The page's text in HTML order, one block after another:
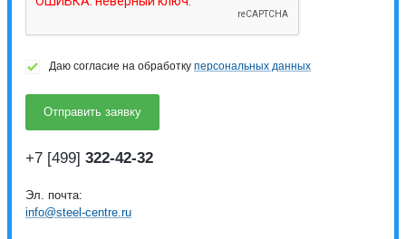
Даю согласие на обработку персональных данных
+7 [499] 322-42-32
Эл. почта:
info@steel-centre.ru